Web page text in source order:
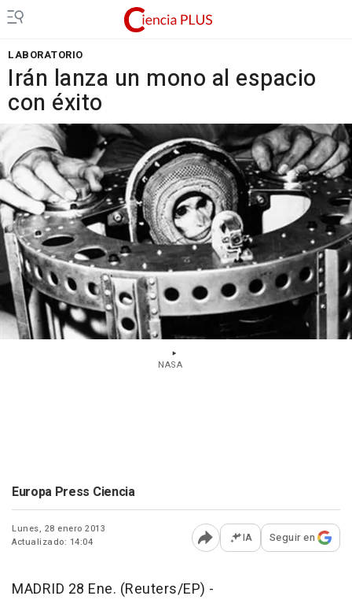
LABORATORIO
Irán lanza un mono al espacio
con éxito
NASA
Europa Press Ciencia
Lunes, 28 enero 2013
Actualizado: 14:04
Abrir opciones para
IA Seguir en
MADRID 28 Ene. (Reuters/EP) -